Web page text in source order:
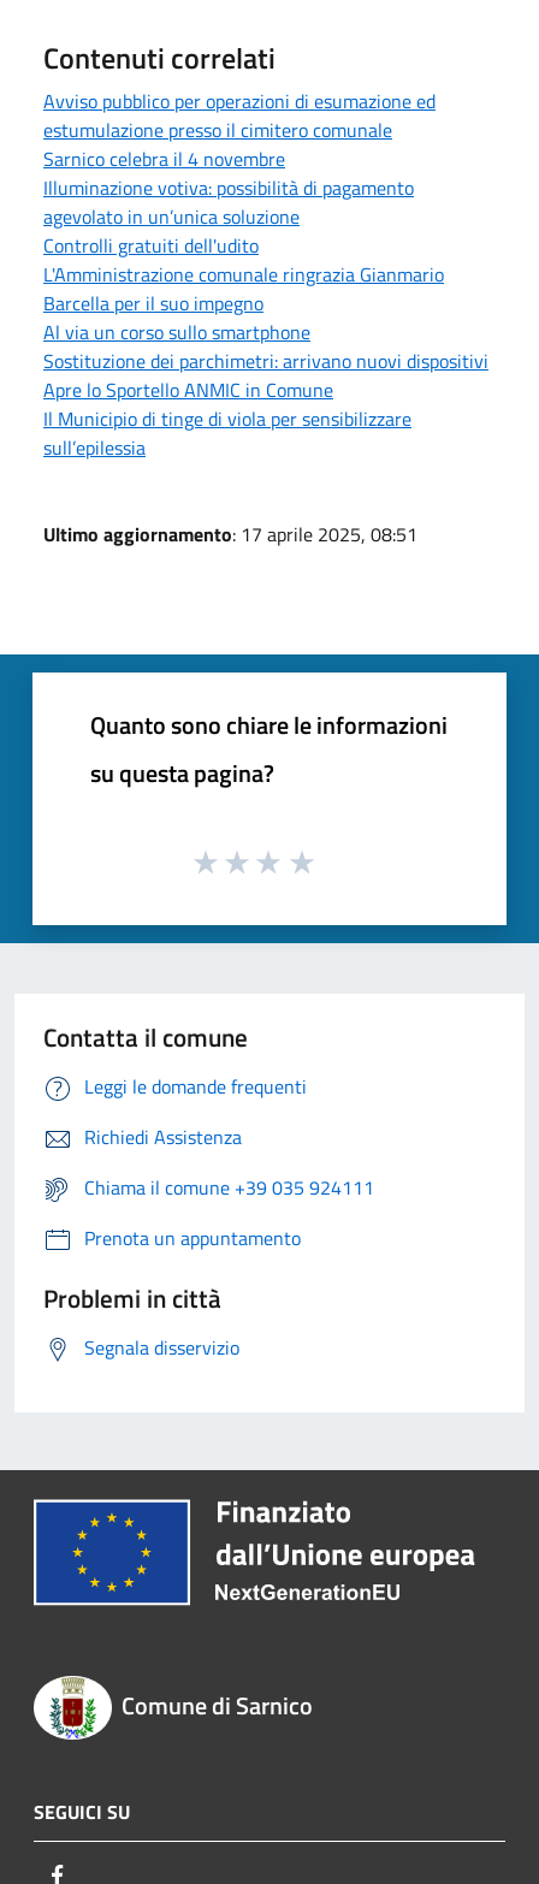
Contenuti correlati
Avviso pubblico per operazioni di esumazione ed
estumulazione presso il cimitero comunale
Sarnico celebra il 4 novembre
Illuminazione votiva: possibilità di pagamento
agevolato in un’unica soluzione
Controlli gratuiti dell'udito
L'Amministrazione comunale ringrazia Gianmario
Barcella per il suo impegno
Al via un corso sullo smartphone
Sostituzione dei parchimetri: arrivano nuovi dispositivi
Apre lo Sportello ANMIC in Comune
Il Municipio di tinge di viola per sensibilizzare
sull’epilessia
Ultimo aggiornamento: 17 aprile 2025, 08:51
Quanto sono chiare le informazioni
su questa pagina?
Contatta il comune
Leggi le domande frequenti
Richiedi Assistenza
Chiama il comune +39 035 924111
Prenota un appuntamento
Problemi in città
Segnala disservizio
Comune di Sarnico
SEGUICI SU